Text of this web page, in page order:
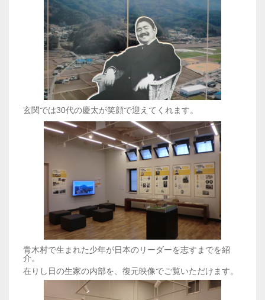
玄関では30代の慶太が笑顔で迎えてくれます。
青木村で生まれた少年が日本のリーダーを志すまでを紹
介。
在りし日の生家の内部を、復元映像でご覧いただけます。